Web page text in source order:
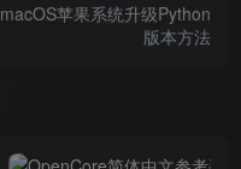
macOS苹果系统升级Python
版本方法